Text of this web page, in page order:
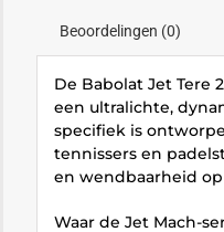
Beoordelingen (0)
De Babolat Jet Tere
een ultralichte,
specifiek is
tennissers en
en wendbaarheid
Waar de Jet Mach-